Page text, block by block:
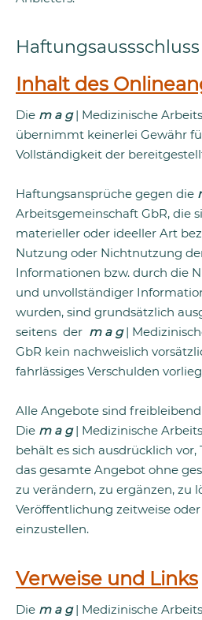
Haftungsaussschluss
Inhalt des
Die m a g | Medizinische
übernimmt keinerlei Gewähr
Vollständigkeit der
Haftungsansprüche gegen die
Arbeitsgemeinschaft GbR, die
materieller oder ideeller Art
Nutzung oder Nichtnutzung
Informationen bzw. durch die
und unvollständiger
wurden, sind grundsätzlich
seitens der m a g|
GbR kein nachweislich
fahrlässiges Verschulden
Alle Angebote sind
Die m a g| Medizinische
behält es sich ausdrücklich vor,
das gesamte Angebot ohne
zu verändern, zu ergänzen, zu
Veröffentlichung zeitweise
einzustellen.
Verweise und Links
Die m a g| Medizinische